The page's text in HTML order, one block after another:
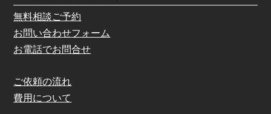
無料相談ご予約
お問い合わせフォーム
お電話でお問合せ
ご依頼の流れ
費用について